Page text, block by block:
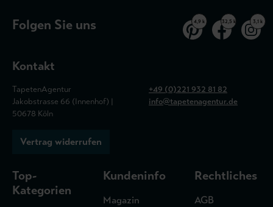
Folgen Sie uns 4,9 k 32,5 k 3,1 k
Kontakt
TapetenAgentur
Jakobstrasse 66 (Innenhof) |
50678 Köln
+49 (0)221 932 81 82
info@tapetenagentur.de
Vertrag widerrufen
Top-
Kategorien
Kundeninfo
Magazin
Rechtliches
AGB